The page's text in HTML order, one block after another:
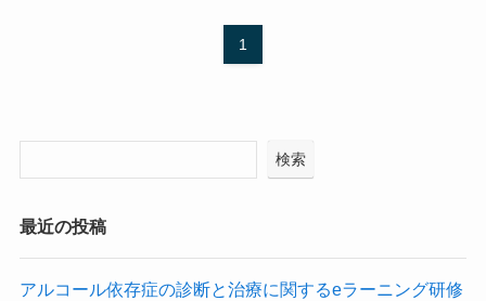
1
検索
最近の投稿
アルコール依存症の診断と治療に関するeラーニング研修